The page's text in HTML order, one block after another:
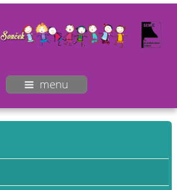
menu